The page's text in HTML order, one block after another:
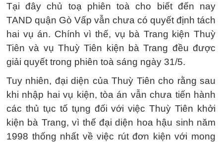
Tại đây chủ toạ phiên toà cho biết đến nay
TAND quận Gò Vấp vẫn chưa có quyết định tách
hai vụ án. Chính vì thế, vụ bà Trang kiện Thuỳ
Tiên và vụ Thuỳ Tiên kiện bà Trang đều được
giải quyết trong phiên toà sáng ngày 31/5.
Tuy nhiên, đại diện của Thuỳ Tiên cho rằng sau
khi nhập hai vụ kiện, tòa án vẫn chưa tiến hành
các thủ tục tố tụng đối với việc Thuỳ Tiên khởi
kiện bà Trang, vì thế đại diện hoa hậu sinh năm
1998 thống nhất về việc rút đơn kiện với mong